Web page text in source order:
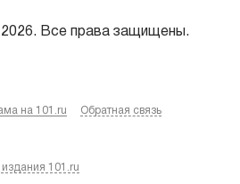
Все права защищены.
на 101.ru Обратная связь
101.ru